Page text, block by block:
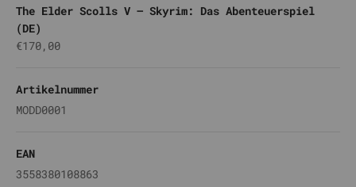
The Elder Scolls V – Skyrim: Das Abenteuerspiel
(DE)
Angebot
€170,00
Artikelnummer
MODD0001
EAN
3558380108863